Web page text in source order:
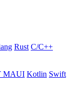
Rust C/C++
MAUI Kotlin Swift